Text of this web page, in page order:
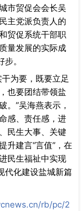
市贸促会会长吴
民主党派负责人 的
贸促系统干部职
量发展的实际成
。
为要，既要立足
也要团结带领盐
。”吴海燕表示，
感、责任感，进
民生大事、关键
升建言“言值”，在
民生福祉中实现
代化建设盐城新篇
rb/pc/2